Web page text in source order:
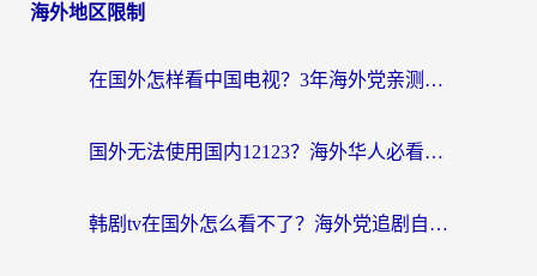
海外地区限制
在国外怎样看中国电视？3年海外党亲测有效的追剧加速器指南
国外无法使用国内12123？海外华人必看：选对回国加速器，解决迪拜语音+12123访问难题
韩剧tv在国外怎么看不了？海外党追剧自由的终极解决方案来了